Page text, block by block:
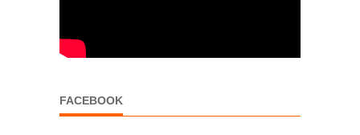
FACEBOOK